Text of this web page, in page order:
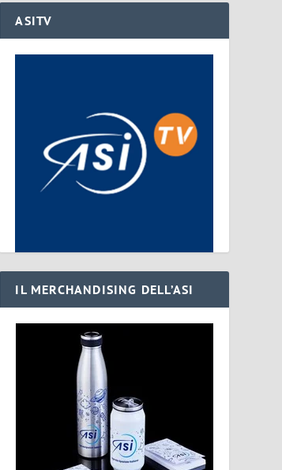
ASITV
IL MERCHANDISING DELL’ASI